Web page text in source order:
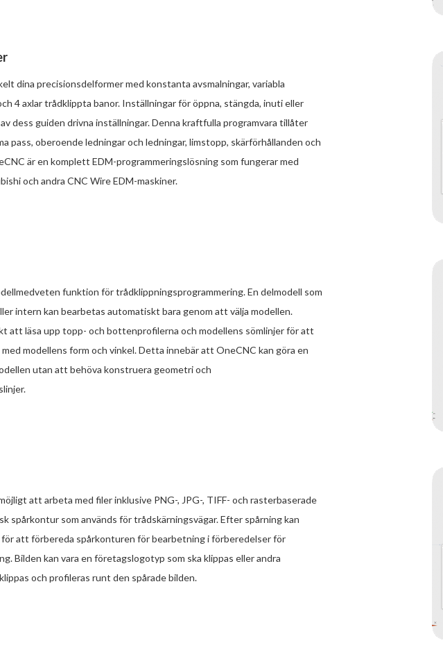
dina precisionsdelformer med konstanta avsmalningar, variabla
4 axlar trådklippta banor. Inställningar för öppna, stängda, inuti eller
dess guiden drivna inställningar. Denna kraftfulla programvara tillåter
pass, oberoende ledningar och ledningar, limstopp, skärförhållanden och
är en komplett EDM-programmeringslösning som fungerar med
och andra CNC Wire EDM-maskiner.
funktion för trådklippningsprogrammering. En delmodell som
intern kan bearbetas automatiskt bara genom att välja modellen.
att läsa upp topp- och bottenprofilerna och modellens sömlinjer för att
modellens form och vinkel. Detta innebär att OneCNC kan göra en
utan att behöva konstruera geometri och
att arbeta med filer inklusive PNG-, JPG-, TIFF- och rasterbaserade
spårkontur som används för trådskärningsvägar. Efter spårning kan
att förbereda spårkonturen för bearbetning i förberedelser för
Bilden kan vara en företagslogotyp som ska klippas eller andra
och profileras runt den spårade bilden.